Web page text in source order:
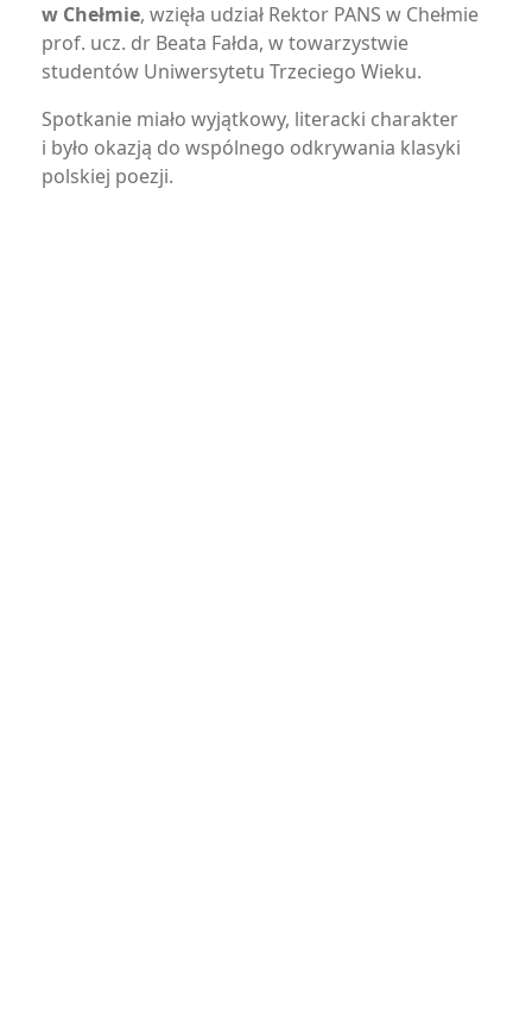
w Chełmie, wzięła udział Rektor PANS w Chełmie
prof. ucz. dr Beata Fałda, w towarzystwie
studentów Uniwersytetu Trzeciego Wieku.
Spotkanie miało wyjątkowy, literacki charakter
i było okazją do wspólnego odkrywania klasyki
polskiej poezji.